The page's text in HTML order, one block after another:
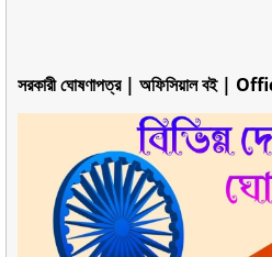
সরকারী ঘোষণাপত্র | অফিসিয়াল বই